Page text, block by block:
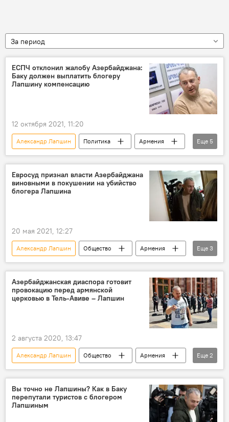
За период
ЕСПЧ отклонил жалобу Азербайджана:
Баку должен выплатить блогеру
Лапшину компенсацию
12 октября 2021, 11:20
Александр Лапшин Политика
Армения
Общество
Баку
ЕСПЧ
Новости Армения
блогер
Еще 5
Евросуд признал власти Азербайджана
виновными в покушении на убийство
блогера Лапшина
20 мая 2021, 12:27
Александр Лапшин Общество
Армения
В мире
Азербайджан убийство
Еще 3
Азербайджанская диаспора готовит
провокацию перед армянской
церковью в Тель-Авиве – Лапшин
2 августа 2020, 13:47
Александр Лапшин Общество
Армения
Израиль
армяне
Еще 2
Вы точно не Лапшины? Как в Баку
перепутали туристов с блогером
Лапшиным